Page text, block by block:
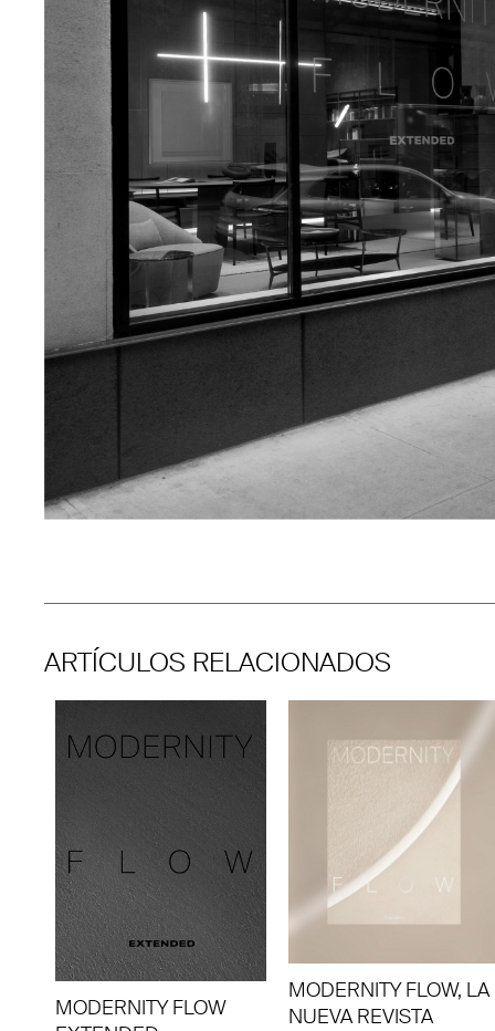
ARTÍCULOS RELACIONADOS
MODERNITY FLOW
MODERNITY FLOW, LA
NUEVA REVISTA